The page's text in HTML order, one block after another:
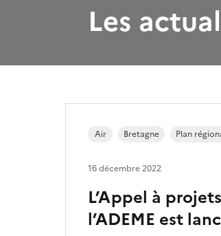
Les
L’Appel à
l’ADEME est
Air Bretagne Plan
16 décembre 2022